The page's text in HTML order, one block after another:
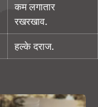
कम लगातार
रखरखाव.
हल्के दराज.